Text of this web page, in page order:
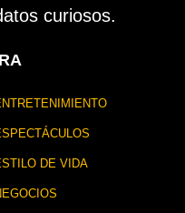
curiosos.
DE VIDA